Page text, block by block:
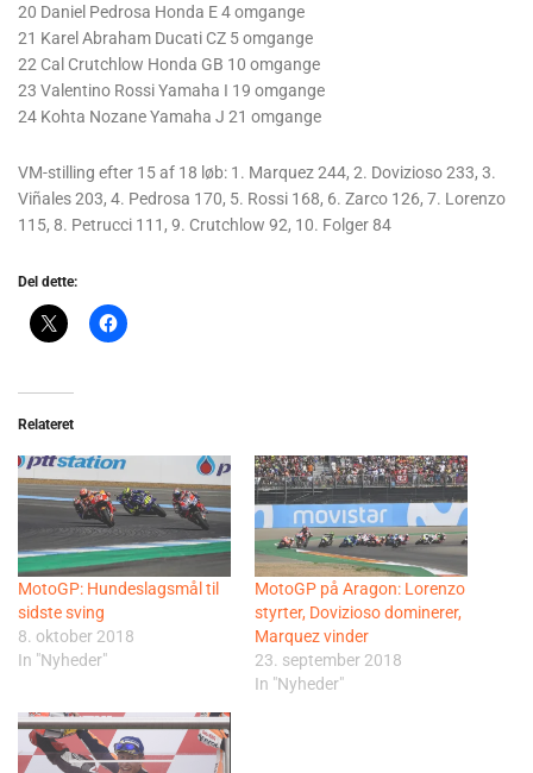
20 Daniel Pedrosa Honda E 4 omgange
21 Karel Abraham Ducati CZ 5 omgange
22 Cal Crutchlow Honda GB 10 omgange
23 Valentino Rossi Yamaha I 19 omgange
24 Kohta Nozane Yamaha J 21 omgange
VM-stilling efter 15 af 18 løb: 1. Marquez 244, 2. Dovizioso 233, 3.
Viñales 203, 4. Pedrosa 170, 5. Rossi 168, 6. Zarco 126, 7. Lorenzo
115, 8. Petrucci 111, 9. Crutchlow 92, 10. Folger 84
Del dette:
Relateret
MotoGP: Hundeslagsmål til
sidste sving
8. oktober 2018
In "Nyheder"
MotoGP på Aragon: Lorenzo
styrter, Dovizioso dominerer,
Marquez vinder
23. september 2018
In "Nyheder"